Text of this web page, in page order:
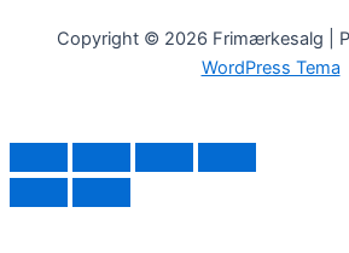
Copyright © 2026 Frimærkesalg |
WordPress Tema